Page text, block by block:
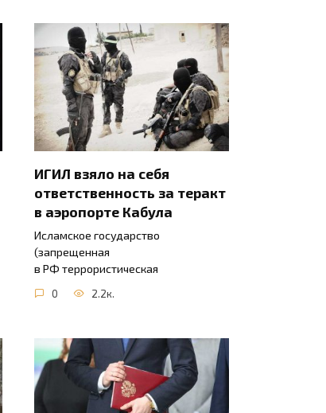
ИГИЛ взяло на себя
ответственность за теракт
в аэропорте Кабула
Исламское государство
(запрещенная
в РФ террористическая
0 2.2к.